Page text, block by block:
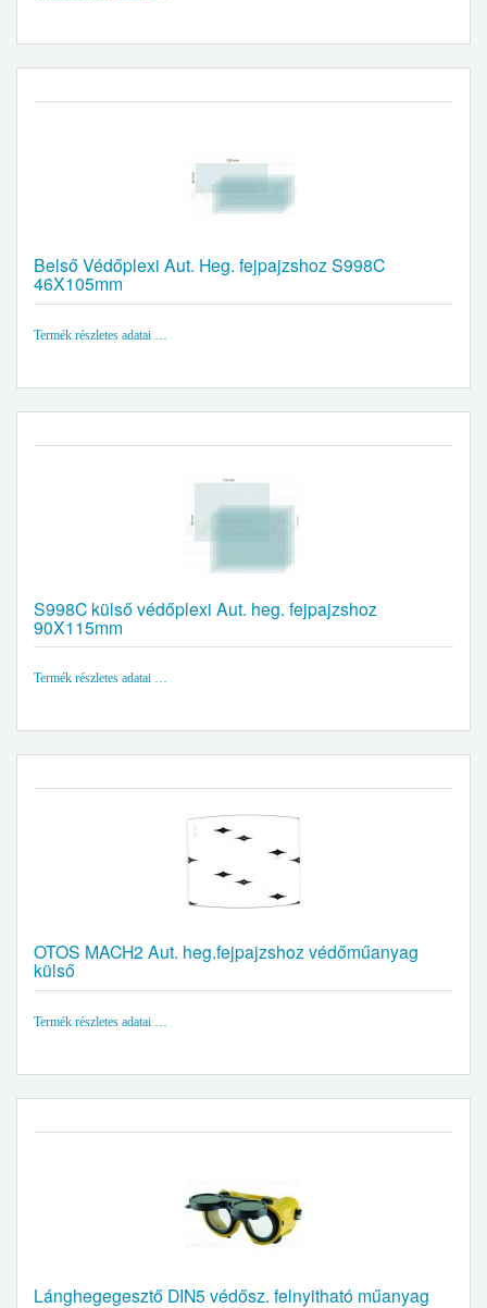
Belső Védőplexi Aut. Heg. fejpajzshoz S998C
46X105mm
Termék részletes adatai …
S998C külső védőplexi Aut. heg. fejpajzshoz
90X115mm
Termék részletes adatai …
OTOS MACH2 Aut. heg.fejpajzshoz védőműanyag
külső
Termék részletes adatai …
Lánghegegesztő DIN5 védősz. felnyitható műanyag